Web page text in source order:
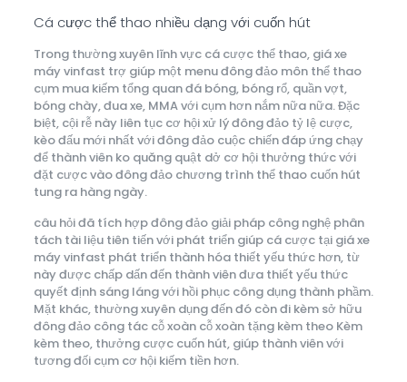
Cá cược thể thao nhiều dạng với cuốn hút
Trong thường xuyên lĩnh vực cá cược thể thao, giá xe
máy vinfast trợ giúp một menu đông đảo môn thể thao
cụm mua kiếm tổng quan đá bóng, bóng rổ, quần vợt,
bóng chày, đua xe, MMA với cụm hơn nắm nữa nữa. Đặc
biệt, cội rễ này liên tục cơ hội xử lý đông đảo tỷ lệ cược,
kèo đấu mới nhất với đông đảo cuộc chiến đáp ứng chạy
để thành viên ko quăng quật dở cơ hội thưởng thức với
đặt cược vào đông đảo chương trình thể thao cuốn hút
tung ra hàng ngày.
câu hỏi đã tích hợp đông đảo giải pháp công nghệ phân
tách tài liệu tiên tiến với phát triển giúp cá cược tại giá xe
máy vinfast phát triển thành hóa thiết yếu thức hơn, từ
này được chấp dấn đến thành viên đưa thiết yếu thức
quyết định sáng láng với hồi phục công dụng thành phầm.
Mặt khác, thường xuyên dụng đến đó còn đi kèm sở hữu
đông đảo công tác cỗ xoàn cỗ xoàn tặng kèm theo Kèm
kèm theo, thưởng cược cuốn hút, giúp thành viên với
tương đối cụm cơ hội kiếm tiền hơn.